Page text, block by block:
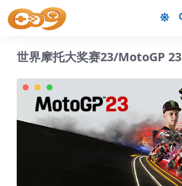
世界摩托大奖赛23/MotoGP 23